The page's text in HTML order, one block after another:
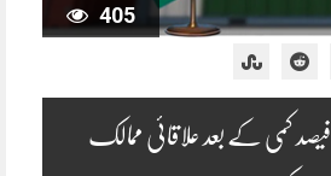
405
امریکا نے پاکستان پر 10 فیصد کمی کے بعد علاقائی ممالک